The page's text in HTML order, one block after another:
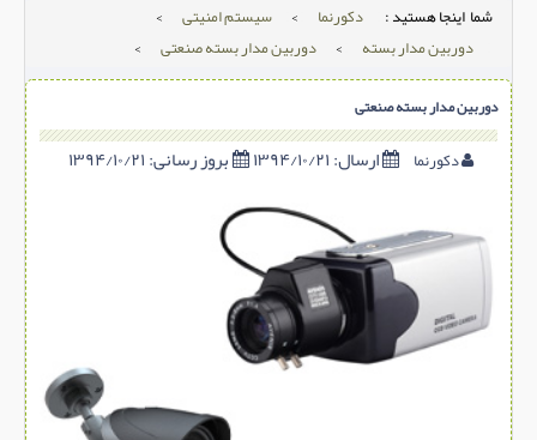
دیوارپوش
دکوراسیون داخلی
درب و پنجره
بتن-بتون
ساخت و ساز
مصالح ساختمانی
سازه پیش ساخته
سنگ ساختمانی
شما اینجا هستید : دکورنما > سیستم امنیتی
>
دوربین مدار بسته
> دوربین مدار بسته صنعتی >
دوربین مدار بسته صنعتی
دکورنما ارسال:۱۳۹۴/۱۰/۲۱ بروز رسانی: